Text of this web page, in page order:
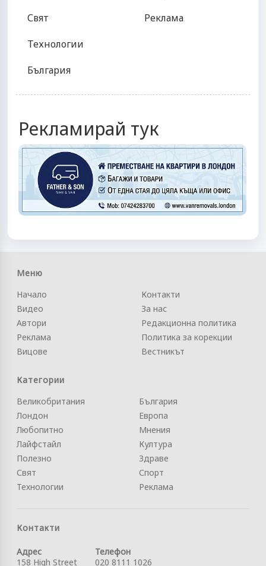
Свят
Технологии
България
Реклама
Рекламирай тук
Меню
Начало
Видео
Автори
Реклама
Вицове
Контакти
За нас
Редакционна политика
Политика за корекции
Вестникът
Категории
Великобритания
Лондон
Любопитно
Лайфстайл
Полезно
Свят
Технологии
България
Европа
Мнения
Култура
Здраве
Спорт
Реклама
Контакти
Адрес
158 High Street
Телефон
020 8111 1026